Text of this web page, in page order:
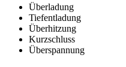
Überladung
Tiefentladung
Überhitzung
Kurzschluss
Überspannung